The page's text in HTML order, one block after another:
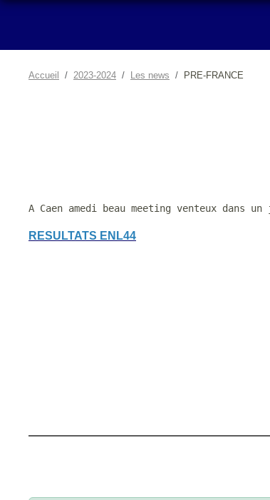
Accueil 2023-2024 Les news PRE-FRANCE
A Caen amedi beau meeting venteux
RESULTATS ENL44